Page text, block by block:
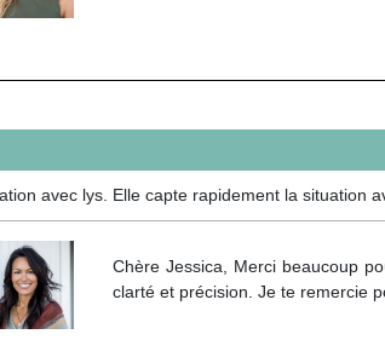
avec lys. Elle capte rapidement la
Chère Jessica, Merci beaucoup
clarté et précision. Je te remercie